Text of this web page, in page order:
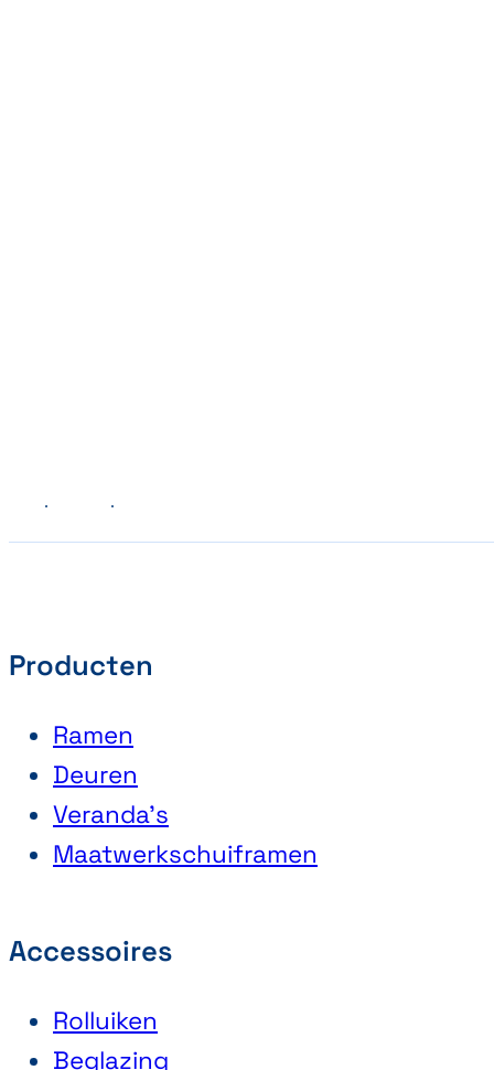
Producten
Ramen
Deuren
Veranda’s
Maatwerkschuiframen
Accessoires
Rolluiken
Beglazing